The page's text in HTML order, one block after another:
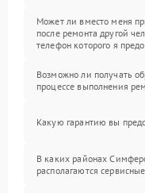
Может ли вместо меня
после ремонта другой
телефон которого я
Возможно ли получать
процессе выполнения
Какую гарантию вы
В каких районах
располагаются